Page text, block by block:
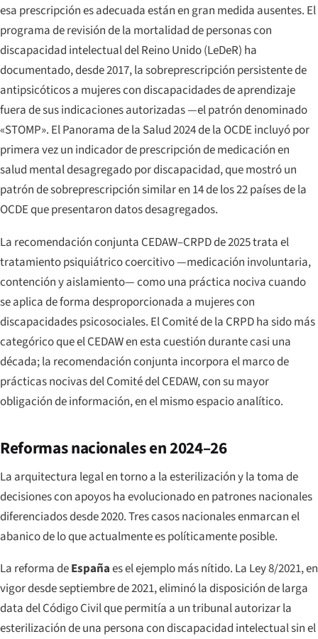
esa prescripción es adecuada están en gran medida ausentes. El
programa de revisión de la mortalidad de personas con
discapacidad intelectual del Reino Unido (LeDeR) ha
documentado, desde 2017, la sobreprescripción persistente de
antipsicóticos a mujeres con discapacidades de aprendizaje
fuera de sus indicaciones autorizadas —el patrón denominado
«STOMP». ElPanorama de la Salud 2024de la OCDE incluyó por
primera vez un indicador de prescripción de medicación en
salud mental desagregado por discapacidad, que mostró un
patrón de sobreprescripción similar en 14 de los 22 países de la
OCDE que presentaron datos desagregados.
La recomendación conjunta CEDAW–CRPD de 2025 trata el
tratamiento psiquiátrico coercitivo —medicación involuntaria,
contención y aislamiento— como una práctica nociva cuando
se aplica de forma desproporcionada a mujeres con
discapacidades psicosociales. El Comité de la CRPD ha sido más
categórico que el CEDAW en esta cuestión durante casi una
década; la recomendación conjunta incorpora el marco de
prácticas nocivas del Comité del CEDAW, con su mayor
obligación de información, en el mismo espacio analítico.
Reformas nacionales en 2024–26
La arquitectura legal en torno a la esterilización y la toma de
decisiones con apoyos ha evolucionado en patrones nacionales
diferenciados desde 2020. Tres casos nacionales enmarcan el
abanico de lo que actualmente es políticamente posible.
La reforma deEspañaes el ejemplo más nítido. La Ley 8/2021, en
vigor desde septiembre de 2021, eliminó la disposición de larga
data del Código Civil que permitía a un tribunal autorizar la
esterilización de una persona con discapacidad intelectual sin el